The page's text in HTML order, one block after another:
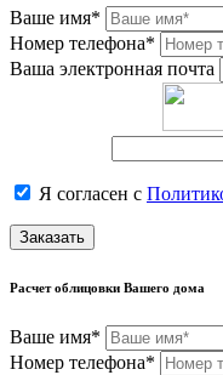
Ваше имя*
Номер телефона*
Ваша электронная почта
Я согласен с
Заказать
Расчет облицовки Вашего дома
Ваше имя*
Номер телефона*